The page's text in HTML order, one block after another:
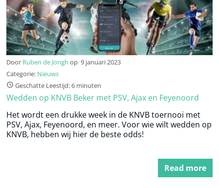
Door Ruben de Jongh op 9 januari 2023
Categorie: Nieuws
Geschatte Leestijd: 6 minuten
Wedden op KNVB Beker met PSV, Ajax en Feyenoord
Het wordt een drukke week in de KNVB toernooi met
PSV, Ajax, Feyenoord, en meer. Voor wie wilt wedden op
KNVB, hebben wij hier de beste odds!
Read more